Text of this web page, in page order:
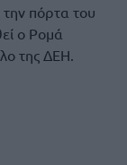
πόρτα του
ο Ρομά
της ΔΕΗ.